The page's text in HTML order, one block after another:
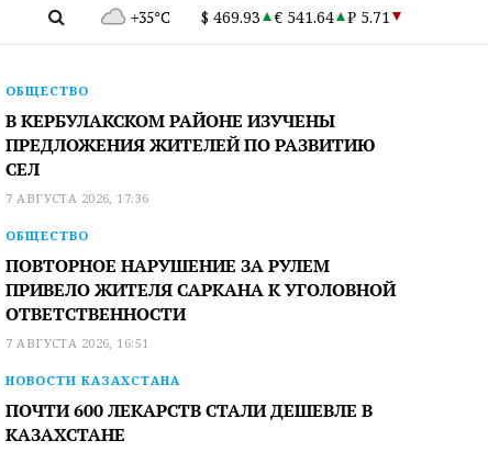
+35°C $ 469.93 € 541.64 ₽ 5.71
ОБЩЕСТВО
В КЕРБУЛАКСКОМ РАЙОНЕ ИЗУЧЕНЫ
ПРЕДЛОЖЕНИЯ ЖИТЕЛЕЙ ПО РАЗВИТИЮ
СЕЛ
7 АВГУСТА 2026, 17:36
ОБЩЕСТВО
ПОВТОРНОЕ НАРУШЕНИЕ ЗА РУЛЕМ
ПРИВЕЛО ЖИТЕЛЯ САРКАНА К УГОЛОВНОЙ
ОТВЕТСТВЕННОСТИ
7 АВГУСТА 2026, 16:51
НОВОСТИ КАЗАХСТАНА
ПОЧТИ 600 ЛЕКАРСТВ СТАЛИ ДЕШЕВЛЕ В
КАЗАХСТАНЕ